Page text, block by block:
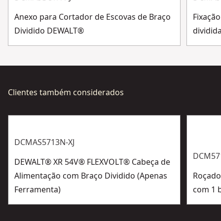
Anexo para Cortador de Escovas de Braço
Dividido DEWALT®
Clientes também considerados
DCMAS5713N-XJ
DEWALT® XR 54V® FLEXVOLT® Cabeça de
Alimentação com Braço Dividido (Apenas
Ferramenta)
com 1